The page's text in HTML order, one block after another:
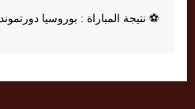
⚽ نتيجة المباراة : بوروسيا دورتموند 0 - 0 اوجسبورغ